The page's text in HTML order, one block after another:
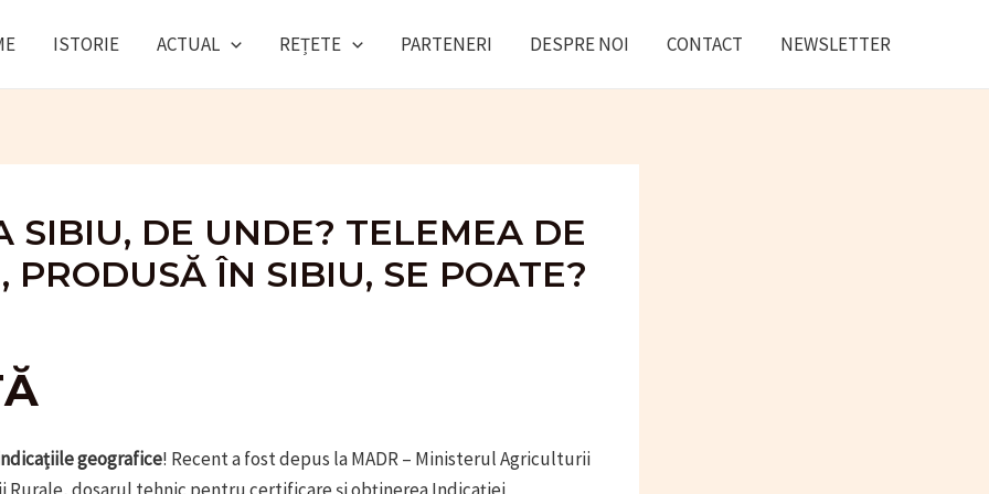
ISTORIE ACTUAL REȚETE PARTENERI DESPRE NOI CONTACT NEWSLETTER
SIBIU, DE UNDE? TELEMEA DE
PRODUSĂ ÎN SIBIU, SE POATE?
geografice! Recent a fost depus la MADR – Ministerul Agriculturii
Rurale, dosarul tehnic pentru certificare și obținerea Indicației